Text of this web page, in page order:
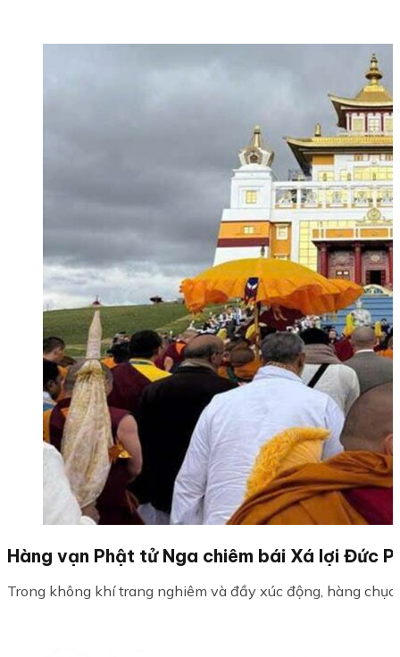
Hàng vạn Phật tử Nga chiêm bái Xá lợi Đức
Trong không khí trang nghiêm và đầy xúc động, hàng